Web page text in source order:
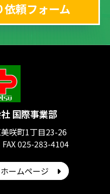
依頼フォーム
国際事業部
咲町1丁目23-26
025-283-4104
ームページ